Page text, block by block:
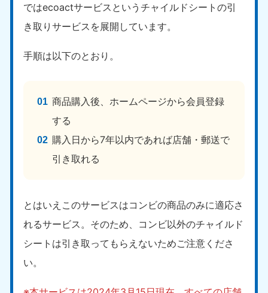
ではecoactサービスというチャイルドシートの引
き取りサービスを展開しています。
手順は以下のとおり。
商品購入後、ホームページから会員登録
する
購入日から7年以内であれば店舗・郵送で
引き取れる
とはいえこのサービスはコンビの商品のみに適応さ
れるサービス。そのため、コンビ以外のチャイルド
シートは引き取ってもらえないためご注意くださ
い。